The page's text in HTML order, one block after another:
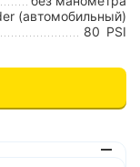
(автомобильный)
80 PSI